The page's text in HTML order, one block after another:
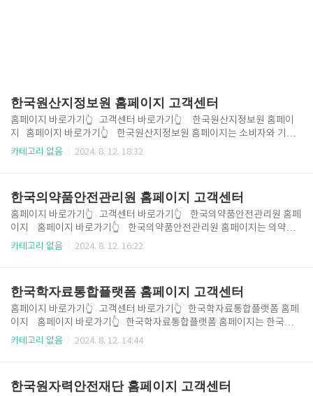
한국원산지정보원 홈페이지 고객센터
홈페이지 바로가기👆 고객센터 바로가기👆 한국원산지정보원 홈페이
지 홈페이지 바로가기👆 한국원산지정보원 홈페이지는 소비자와 기업
이 원산지에 대한 정확한 정보를 쉽게 찾을 수 있도록 돕는 유용한 플랫폼
니다. 홈페이지는 사용자 친화적인 디자인으로 구성되어 있어 누구나 쉽게
필요한 정보를 검색하고, 원산지 관련 질문에 대한 답변을 찾을 수 있습니
다. 한국원산지정보원은 이러한 서비스를 통해 소비자의 권리를 보호하고,
공정한 거래를 지원하는 데 기여하고 있습니다. 고객센터 ..
카테고리 없음 2024. 8. 12. 18:32
한국의약품안전관리원 홈페이지 고객센터
홈페이지 바로가기👆 고객센터 바로가기👆 한국의약품안전관리원 홈페
이지 홈페이지 바로가기👆 한국의약품안전관리원 홈페이지는 의약품
의 안전성을 보장하고, 국민의 건강을 지키기 위한 다양한 정보를 제공하
료 종사자들이 안전하게 의약품을 사용할 수 있도록 돕습니다. 홈페이지는
사용자 친화적으로 설계되어 있어 필요한 정보를 빠르게 검색할 수 있으
며, 자주 묻는 질문(FAQ) 코너를 통해 궁금한 점을 쉽게 해결할 수 있습니
다. 한국의약품안전관리원은 이러한 서비스를 통해 국민의 신뢰..
카테고리 없음 2024. 8. 12. 16:22
한국학자료통합플랫폼 홈페이지 고객센터
홈페이지 바로가기👆 고객센터 바로가기👆 한국학자료통합플랫폼 홈페
이지 홈페이지 바로가기👆 한국학자료통합플랫폼 홈페이지는 한국학
관련 다양한 자료와 정보를 한곳에서 쉽게 찾을 수 있는 플랫폼입니다. 이
이스로 구성되어 있어, 누구나 손쉽게 원하는 자료에 접근할 수 있습니다.
카테고리 없음 2024. 8. 12. 14:44
한국원자력안전재단 홈페이지 고객센터